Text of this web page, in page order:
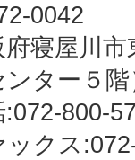
0042
府寝屋川
ター５階
:072-800-
ックス